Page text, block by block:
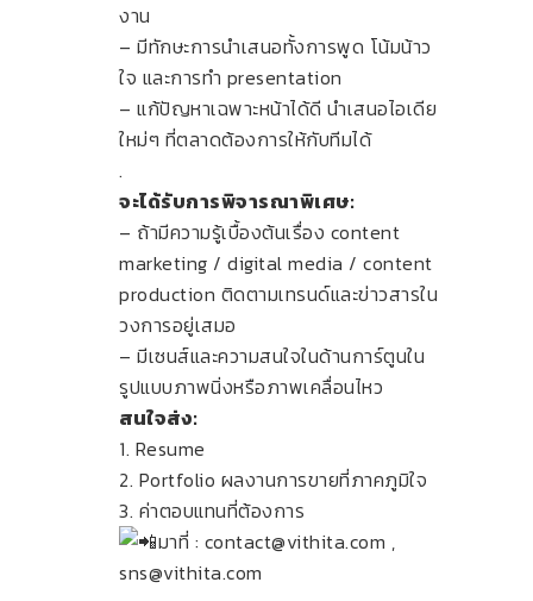
งาน
– มีทักษะการนำเสนอทั้งการพูด โน้มน้าว
ใจ และการทำ presentation
– แก้ปัญหาเฉพาะหน้าได้ดี นำเสนอไอเดีย
ใหม่ๆ ที่ตลาดต้องการให้กับทีมได้
.
จะได้รับการพิจารณาพิเศษ:
– ถ้ามีความรู้เบื้องต้นเรื่อง content
marketing / digital media / content
production ติดตามเทรนด์และข่าวสารใน
วงการอยู่เสมอ
– มีเซนส์และความสนใจในด้านการ์ตูนใน
รูปแบบภาพนิ่งหรือภาพเคลื่อนไหว
สนใจส่ง:
1. Resume
2. Portfolio ผลงานการขายที่ภาคภูมิใจ
3. ค่าตอบแทนที่ต้องการ
มาที่ : contact@vithita.com ,
sns@vithita.com